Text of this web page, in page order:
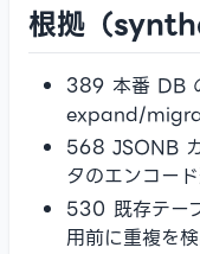
根拠（
389 本番 DB
expand/
568 JSONB
タのエンコー
530 既存テー
用前に重複を